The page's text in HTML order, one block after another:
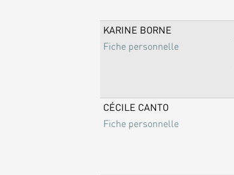
KARINE BORNE
Fiche personnelle
CÉCILE CANTO
Fiche personnelle